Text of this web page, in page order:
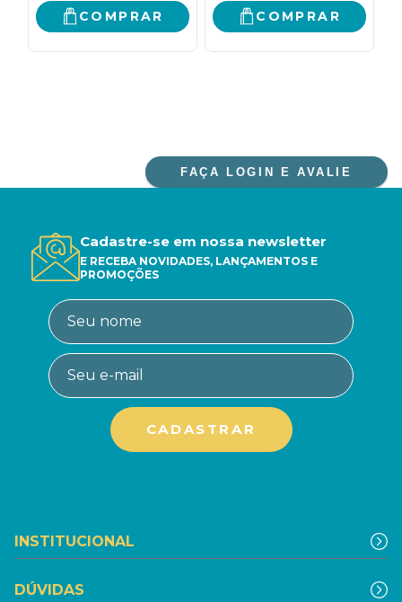
DESESTABILIZAÇÃO
DA DEMOCRACIA NO
BRASIL PÓS-GUERRA
COMPRAR COMPRAR
FAÇA LOGIN E AVALIE
Cadastre-se em nossa newsletter
E RECEBA NOVIDADES, LANÇAMENTOS E
PROMOÇÕES
INSTITUCIONAL
DÚVIDAS